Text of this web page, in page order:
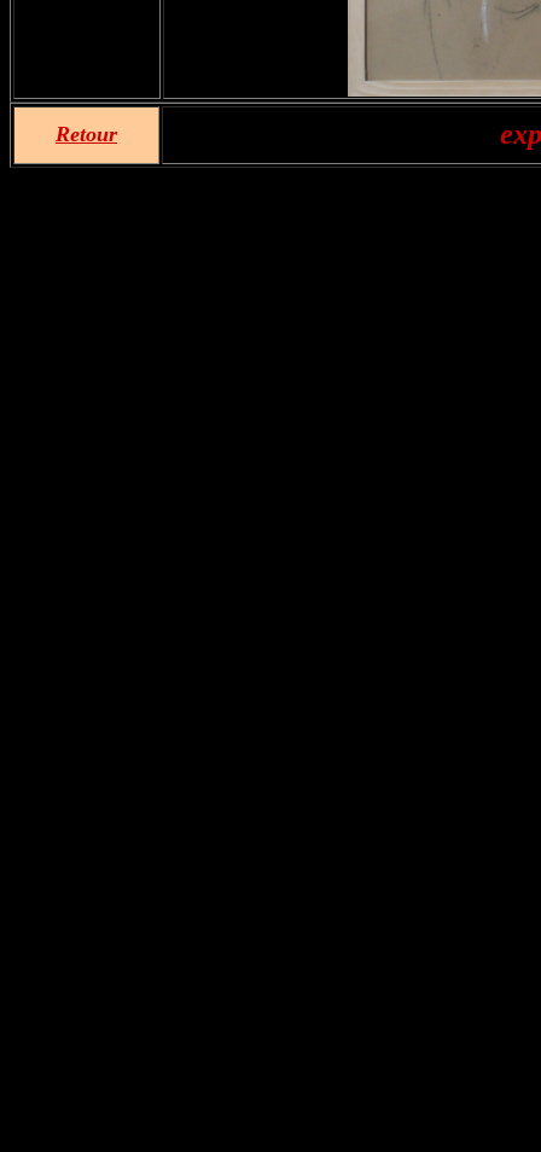
Retour